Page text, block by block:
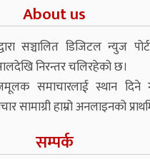
About us
सञ्चालित डिजिटल न्युज
निरन्तर चलिरहेको छ।
समाचारलाई स्थान दिने
सामाग्री हाम्रो अनलाइनको
सम्पर्क